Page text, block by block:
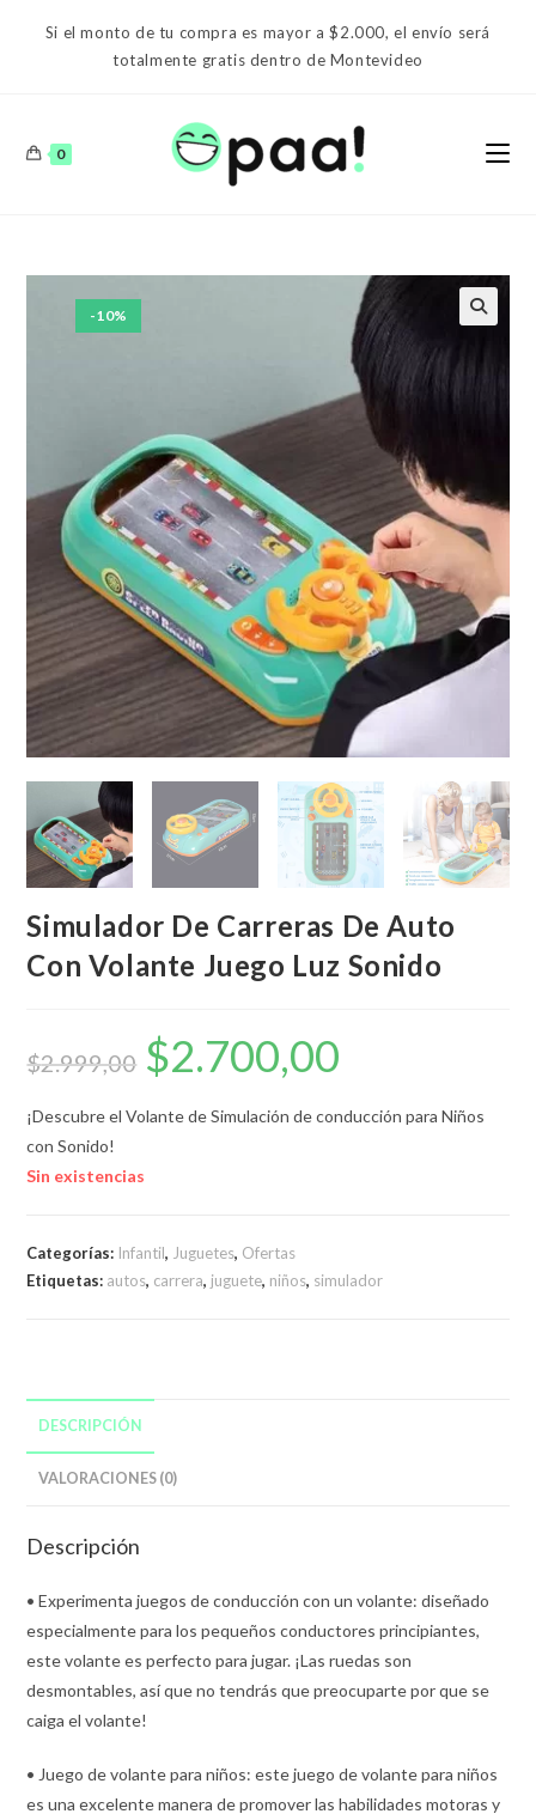
Si el monto de tu compra es mayor a $2.000, el envío será
totalmente gratis dentro de Montevideo
0
-10%
Simulador De Carreras De Auto
Con Volante Juego Luz Sonido
$2.999,00
El
precio
original
$2.999,00.
$2.700,00
$2.700,00.
¡Descubre el Volante de Simulación de conducción para Niños
con Sonido!
Sin existencias
Categorías: Infantil, Juguetes, Ofertas
Etiquetas: autos, carrera, juguete, niños, simulador
DESCRIPCIÓN
VALORACIONES (0)
Descripción
• Experimenta juegos de conducción con un volante: diseñado
especialmente para los pequeños conductores principiantes,
este volante es perfecto para jugar. ¡Las ruedas son
desmontables, así que no tendrás que preocuparte por que se
caiga el volante!
• Juego de volante para niños: este juego de volante para niños
es una excelente manera de promover las habilidades motoras y